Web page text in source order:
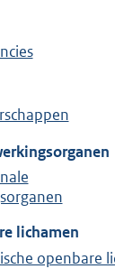
lichamen
openbare